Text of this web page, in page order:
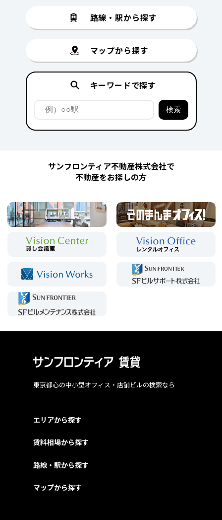
路線・駅から探す
マップから探す
キーワードで探す
サンフロンティア不動産株式会社で
不動産をお探しの方
東京都心の中小型オフィス・店舗ビルの検索なら
エリアから探す
賃料相場から探す
路線・駅から探す
マップから探す